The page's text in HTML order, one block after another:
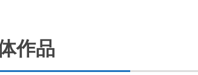
作品